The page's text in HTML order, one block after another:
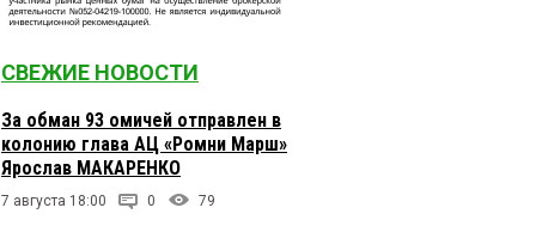
СВЕЖИЕ НОВОСТИ
За обман 93 омичей отправлен в
колонию глава АЦ «Ромни Марш»
Ярослав МАКАРЕНКО
7 августа 18:00 0 79